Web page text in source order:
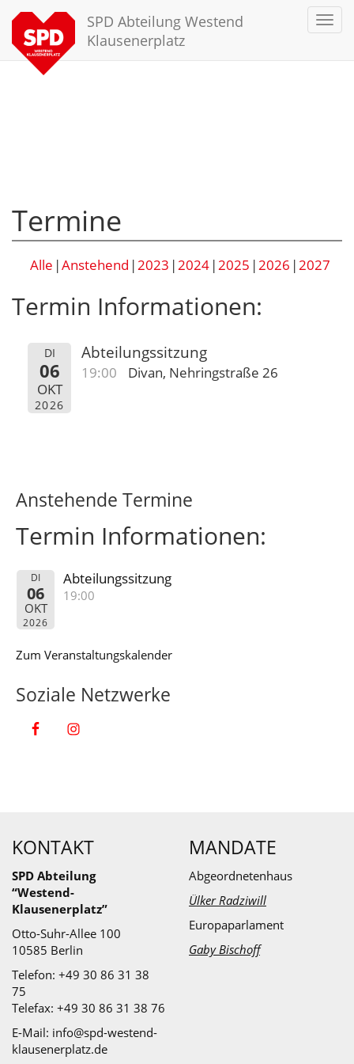
SPD Abteilung Westend
Klausenerplatz
Termine
Alle Anstehend 2023 2024 2025 2026 2027
Termin Informationen:
DI
06
OKT
2026
Abteilungssitzung
19:00 Divan, Nehringstraße 26
Anstehende Termine
Termin Informationen:
DI
06
OKT
2026
Abteilungssitzung
19:00
Zum Veranstaltungskalender
Soziale Netzwerke
KONTAKT
SPD Abteilung
“Westend-
Klausenerplatz”
Otto-Suhr-Allee 100
10585 Berlin
Telefon: +49 30 86 31 38
75
Telefax: +49 30 86 31 38 76
E-Mail: info@spd-westend-
klausenerplatz.de
MANDATE
Abgeordnetenhaus
Ülker Radziwill
Europaparlament
Gaby Bischoff